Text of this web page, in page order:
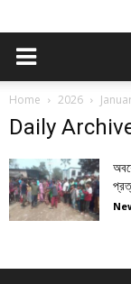
Home 2026
Daily